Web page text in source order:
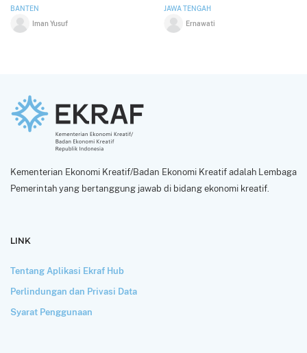
BANTEN
Iman Yusuf
DN-900C
JAWA TENGAH
Ernawati
Kementerian Ekonomi Kreatif/Badan Ekonomi Kreatif adalah Lembaga
Pemerintah yang bertanggung jawab di bidang ekonomi kreatif.
LINK
Tentang Aplikasi Ekraf Hub
Perlindungan dan Privasi Data
Syarat Penggunaan